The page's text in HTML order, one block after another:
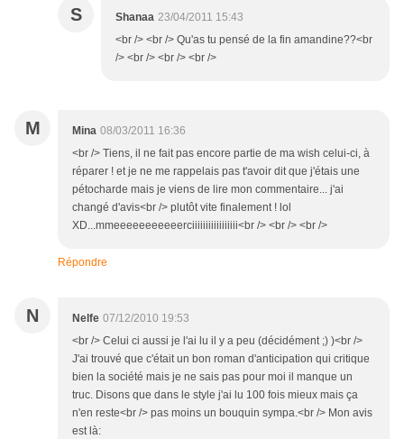
S Shanaa 23/04/2011 15:43
<br /> <br /> Qu'as tu pensé de la fin amandine??<br
/> <br /> <br /> <br />
M Mina 08/03/2011 16:36
<br /> Tiens, il ne fait pas encore partie de ma wish celui-ci, à
réparer ! et je ne me rappelais pas t'avoir dit que j'étais une
pétocharde mais je viens de lire mon commentaire... j'ai
changé d'avis<br /> plutôt vite finalement ! lol
XD...mmeeeeeeeeeeerciiiiiiiiiiiiiiiii<br /> <br /> <br />
Répondre
N Nelfe 07/12/2010 19:53
<br /> Celui ci aussi je l'ai lu il y a peu (décidément ;) )<br />
J'ai trouvé que c'était un bon roman d'anticipation qui critique
bien la société mais je ne sais pas pour moi il manque un
truc. Disons que dans le style j'ai lu 100 fois mieux mais ça
n'en reste<br /> pas moins un bouquin sympa.<br /> Mon avis
est là: